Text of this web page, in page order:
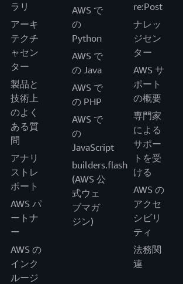
ラリ
アーキ
テクチ
ャセン
ター
製品と
技術上
のよく
ある質
問
アナリ
ストレ
ポート
AWS パ
ートナ
ー
AWS の
インク
ルージ
AWS で
の
Python
AWS で
の Java
AWS で
の PHP
AWS で
の
JavaScript
builders.flash
(AWS 公
式ウェ
ブマガ
ジン)
re:Post
ナレッ
ジセン
ター
AWS サ
ポート
の概要
専門家
による
サポー
トを受
ける
AWS の
アクセ
シビリ
ティ
法務関
連